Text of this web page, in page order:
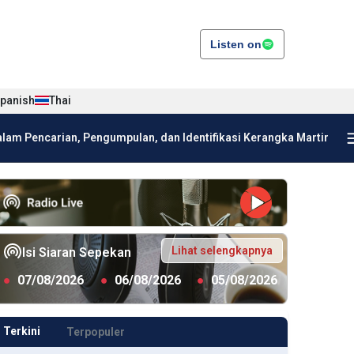
Listen on
Thai
Pencarian, Pengumpulan, dan Identifikasi Kerangka Martir
Isi Siaran Sepekan Lihat selengkapnya
● 07/08/2026 ● 06/08/2026 ● 05/08/2026
Terkini Terpopuler